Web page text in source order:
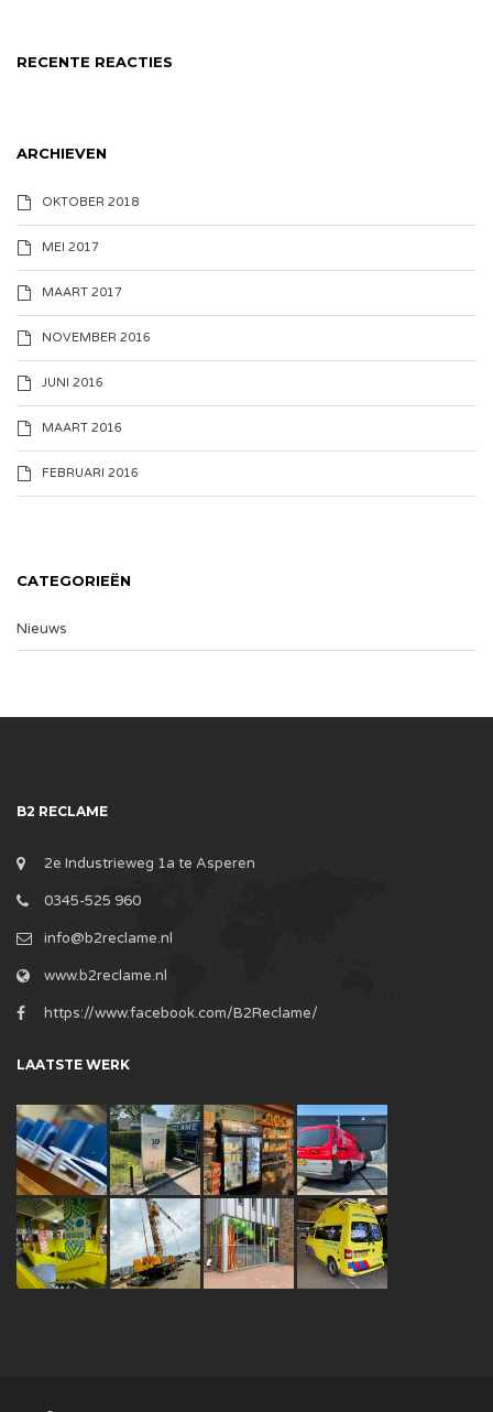
RECENTE REACTIES
ARCHIEVEN
OKTOBER 2018
MEI 2017
MAART 2017
NOVEMBER 2016
JUNI 2016
MAART 2016
FEBRUARI 2016
CATEGORIEËN
Nieuws
B2 RECLAME
2e Industrieweg 1a te Asperen
0345-525 960
info@b2reclame.nl
www.b2reclame.nl
https://www.facebook.com/B2Reclame/
LAATSTE WERK